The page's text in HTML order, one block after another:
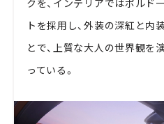
クを、インテリアではボル
トを採用し、外装の深紅と内
とで、上質な大人の世界観を
っている。